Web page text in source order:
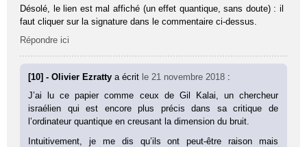
Désolé, le lien est mal affiché (un effet quantique, sans doute) : il
faut cliquer sur la signature dans le commentaire ci-dessus.
Répondre ici
[10] - Olivier Ezrattya écrit le 21 novembre 2018 :
J’ai lu ce papier comme ceux de Gil Kalai, un chercheur
israélien qui est encore plus précis dans sa critique de
l’ordinateur quantique en creusant la dimension du bruit.
Intuitivement, je me dis qu’ils ont peut-être raison mais